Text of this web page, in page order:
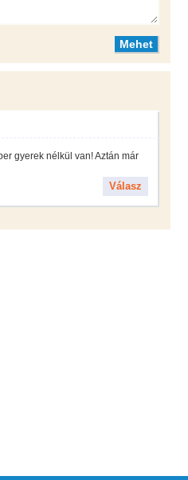
gyerek nélkül van! Aztán már
Válasz